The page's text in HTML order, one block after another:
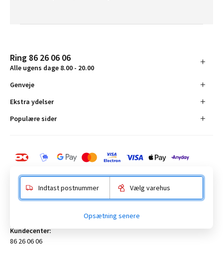
Ring 86 26 06 06
Alle ugens dage 8.00 - 20.00
Genveje
Ekstra ydelser
Populære sider
Anelystparken 16, 8381 Tilst. CVR-nummer 19555305
Kundecenter:
86 26 06 06
Indtast postnummer Vælg varehus
Opsætning senere